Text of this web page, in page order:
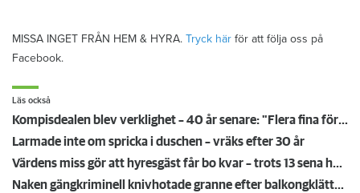
MISSA INGET FRÅN HEM & HYRA. Tryck här för att följa oss på
Facebook.
Läs också
Kompisdealen blev verklighet – 40 år senare: "Flera fina fördelar med att dela bostad"
Larmade inte om spricka i duschen – vräks efter 30 år
Värdens miss gör att hyresgäst får bo kvar – trots 13 sena hyror
Naken gängkriminell knivhotade granne efter balkongklättring